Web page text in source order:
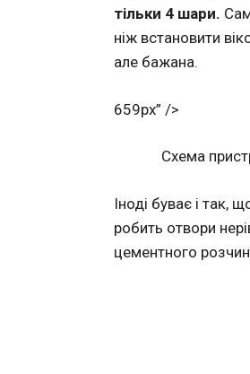
тільки 4 шари.
ніж встановити
але бажана.
659px” />
Схема
Іноді буває і так,
робить отвори
цементного